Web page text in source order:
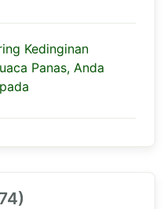
Kedinginan
Panas, Anda